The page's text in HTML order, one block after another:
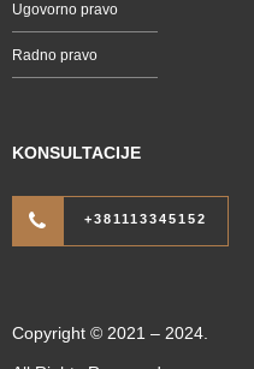
Ugovorno pravo
Radno pravo
KONSULTACIJE
+381113345152
Copyright © 2021 – 2024.